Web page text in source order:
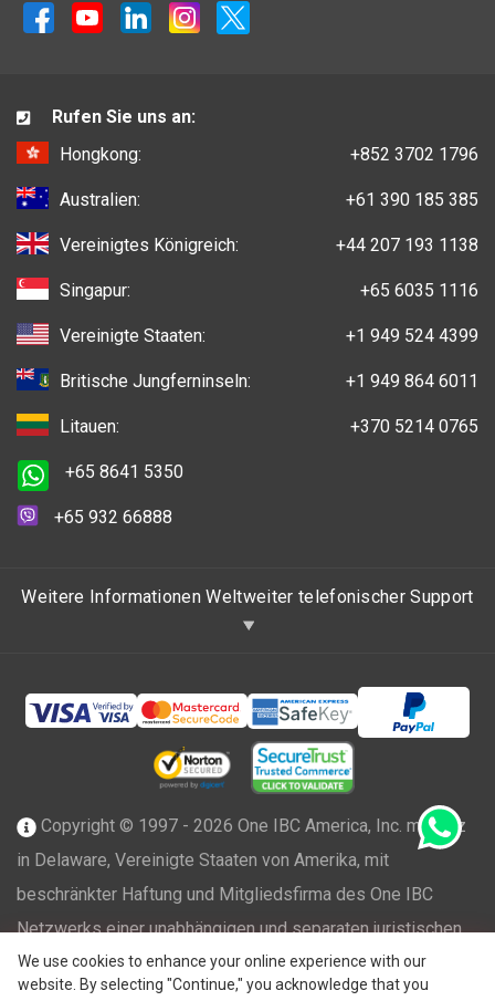
We use cookies to enhance your online experience with our
website. By selecting "Continue," you acknowledge that you
Rufen Sie uns an:
Hongkong:
+852 3702 1796
Australien: +61 390 185 385
Vereinigtes Königreich: +44 207 193 1138
Singapur: +65 6035 1116
Vereinigte Staaten: +1 949 524 4399
Britische Jungferninseln: +1 949 864 6011
Litauen: +370 5214 0765
+65 8641 5350
+65 932 66888
Weitere Informationen Weltweiter telefonischer Support
Copyright © 1997 - 2026 One IBC America, Inc. mit Sitz
in Delaware, Vereinigte Staaten von Amerika, mit
beschränkter Haftung und Mitgliedsfirma des One IBC
Netzwerks einer unabhängigen und separaten juristischen
Person, die mit der One IBC® Group ("One IBC Limited